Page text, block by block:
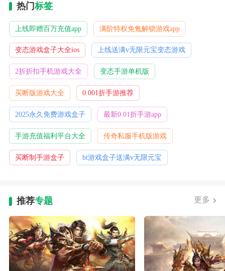
热门标签
上线即赠百万充值app 满阶特权免氪解锁游戏app
变态游戏盒子大全ios 上线送满v无限元宝变态游戏
2折折扣手机游戏大全 变态手游单机版
买断版游戏大全 0.001折手游推荐
2025永久免费游戏盒子 最新0.01折手游app
手游充值福利平台大全 传奇私服手机版游戏
买断制手游盒子 bt游戏盒子送满v无限元宝
推荐专题 更多